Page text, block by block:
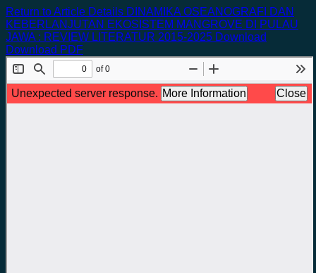
Return to Article Details DINAMIKA OSEANOGRAFI DAN
KEBERLANJUTAN EKOSISTEM MANGROVE DI PULAU
JAWA : REVIEW LITERATUR 2015-2025 Download
Download PDF